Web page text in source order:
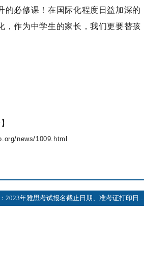
的必修课！在国际化程度日益加深的
，作为中学生的家长，我们更要替孩
news/1009.html
2023年雅思考试报名截止日期、准考证打印日...